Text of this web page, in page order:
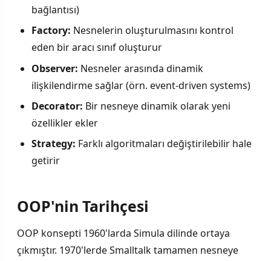
bağlantısı)
Factory: Nesnelerin oluşturulmasını kontrol
eden bir aracı sınıf oluşturur
Observer: Nesneler arasında dinamik
ilişkilendirme sağlar (örn. event-driven systems)
Decorator: Bir nesneye dinamik olarak yeni
özellikler ekler
Strategy: Farklı algoritmaları değiştirilebilir hale
getirir
OOP'nin Tarihçesi
OOP konsepti 1960'larda Simula dilinde ortaya
çıkmıştır. 1970'lerde Smalltalk tamamen nesneye